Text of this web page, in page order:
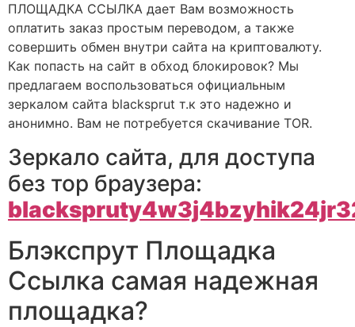
ПЛОЩАДКА ССЫЛКА дает Вам возможность
оплатить заказ простым переводом, а также
совершить обмен внутри сайта на криптовалюту.
Как попасть на сайт в обход блокировок? Мы
предлагаем воспользоваться официальным
зеркалом сайта blacksprut т.к это надежно и
анонимно. Вам не потребуется скачивание TOR.
Зеркало сайта, для доступа
без тор браузера:
Блэкспрут Площадка
Ссылка самая надежная
площадка?